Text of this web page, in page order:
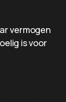
vermogen
is voor